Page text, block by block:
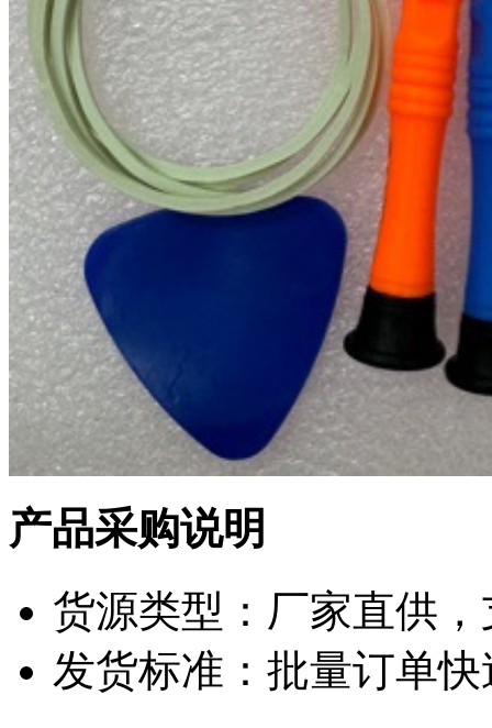
产品采购说明
货源类型：厂家直供
发货标准：批量订单